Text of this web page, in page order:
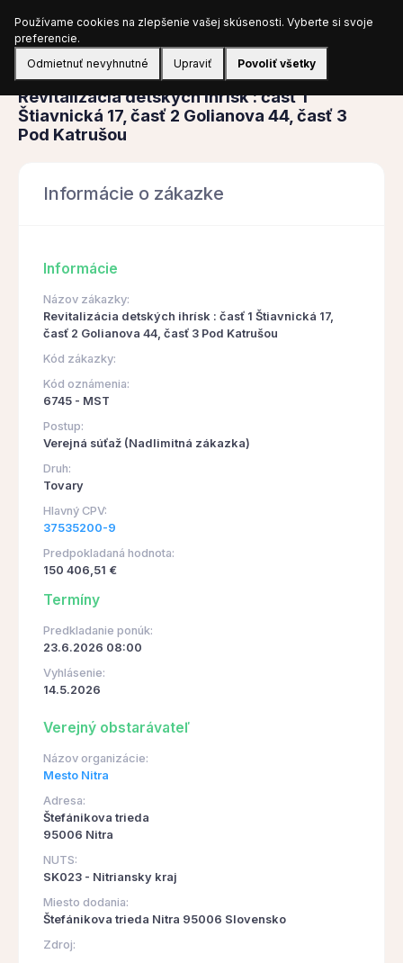
Prihlásiť sa
Obstarávanie
Revitalizácia detských ihrísk : časť 1
Štiavnická 17, časť 2 Golianova 44, časť 3
Pod Katrušou
Informácie o zákazke
Informácie
Názov zákazky:
Revitalizácia detských ihrísk : časť 1 Štiavnická 17,
časť 2 Golianova 44, časť 3 Pod Katrušou
Kód zákazky:
Kód oznámenia:
6745 - MST
Postup:
Verejná súťaž (Nadlimitná zákazka)
Druh:
Tovary
Hlavný CPV:
37535200-9
Predpokladaná hodnota:
150 406,51 €
Termíny
Predkladanie ponúk:
23.6.2026 08:00
Vyhlásenie:
14.5.2026
Verejný obstarávateľ
Názov organizácie:
Mesto Nitra
Adresa:
Štefánikova trieda
95006 Nitra
NUTS:
SK023 - Nitriansky kraj
Miesto dodania:
Štefánikova trieda Nitra 95006 Slovensko
Zdroj:
Používame cookies na zlepšenie vašej skúsenosti. Vyberte si svoje
preferencie.
Odmietnuť nevyhnutné
Upraviť Povoliť všetky